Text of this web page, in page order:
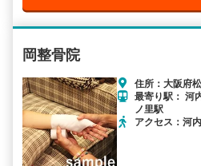
岡整骨院
住所：大阪府
最寄り駅： 河
ノ里駅
アクセス：河